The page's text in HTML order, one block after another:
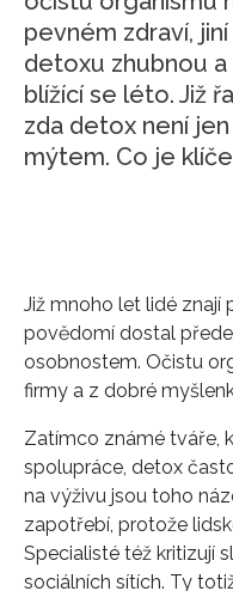
pevném zdraví,
detoxu zhubnou
blížící se léto. Již
zda detox není
mýtem. Co je
Již mnoho let lidé znají
povědomí dostal
osobnostem. Očistu
firmy a z dobré
Zatímco známé tváře,
spolupráce, detox
na výživu jsou toho
zapotřebí, protože
Specialisté též kritizují
sociálních sítích. Ty